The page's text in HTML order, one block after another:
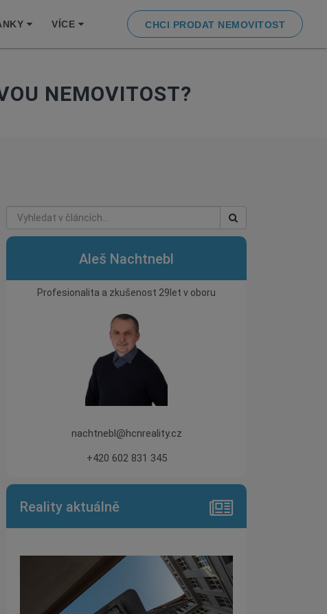
VÍCE CHCI PRODAT NEMOVITOST
NEMOVITOST?
Aleš Nachtnebl
Profesionalita a zkušenost 29let v oboru
nachtnebl@hcnreality.cz
+420 602 831 345
Reality aktuálně